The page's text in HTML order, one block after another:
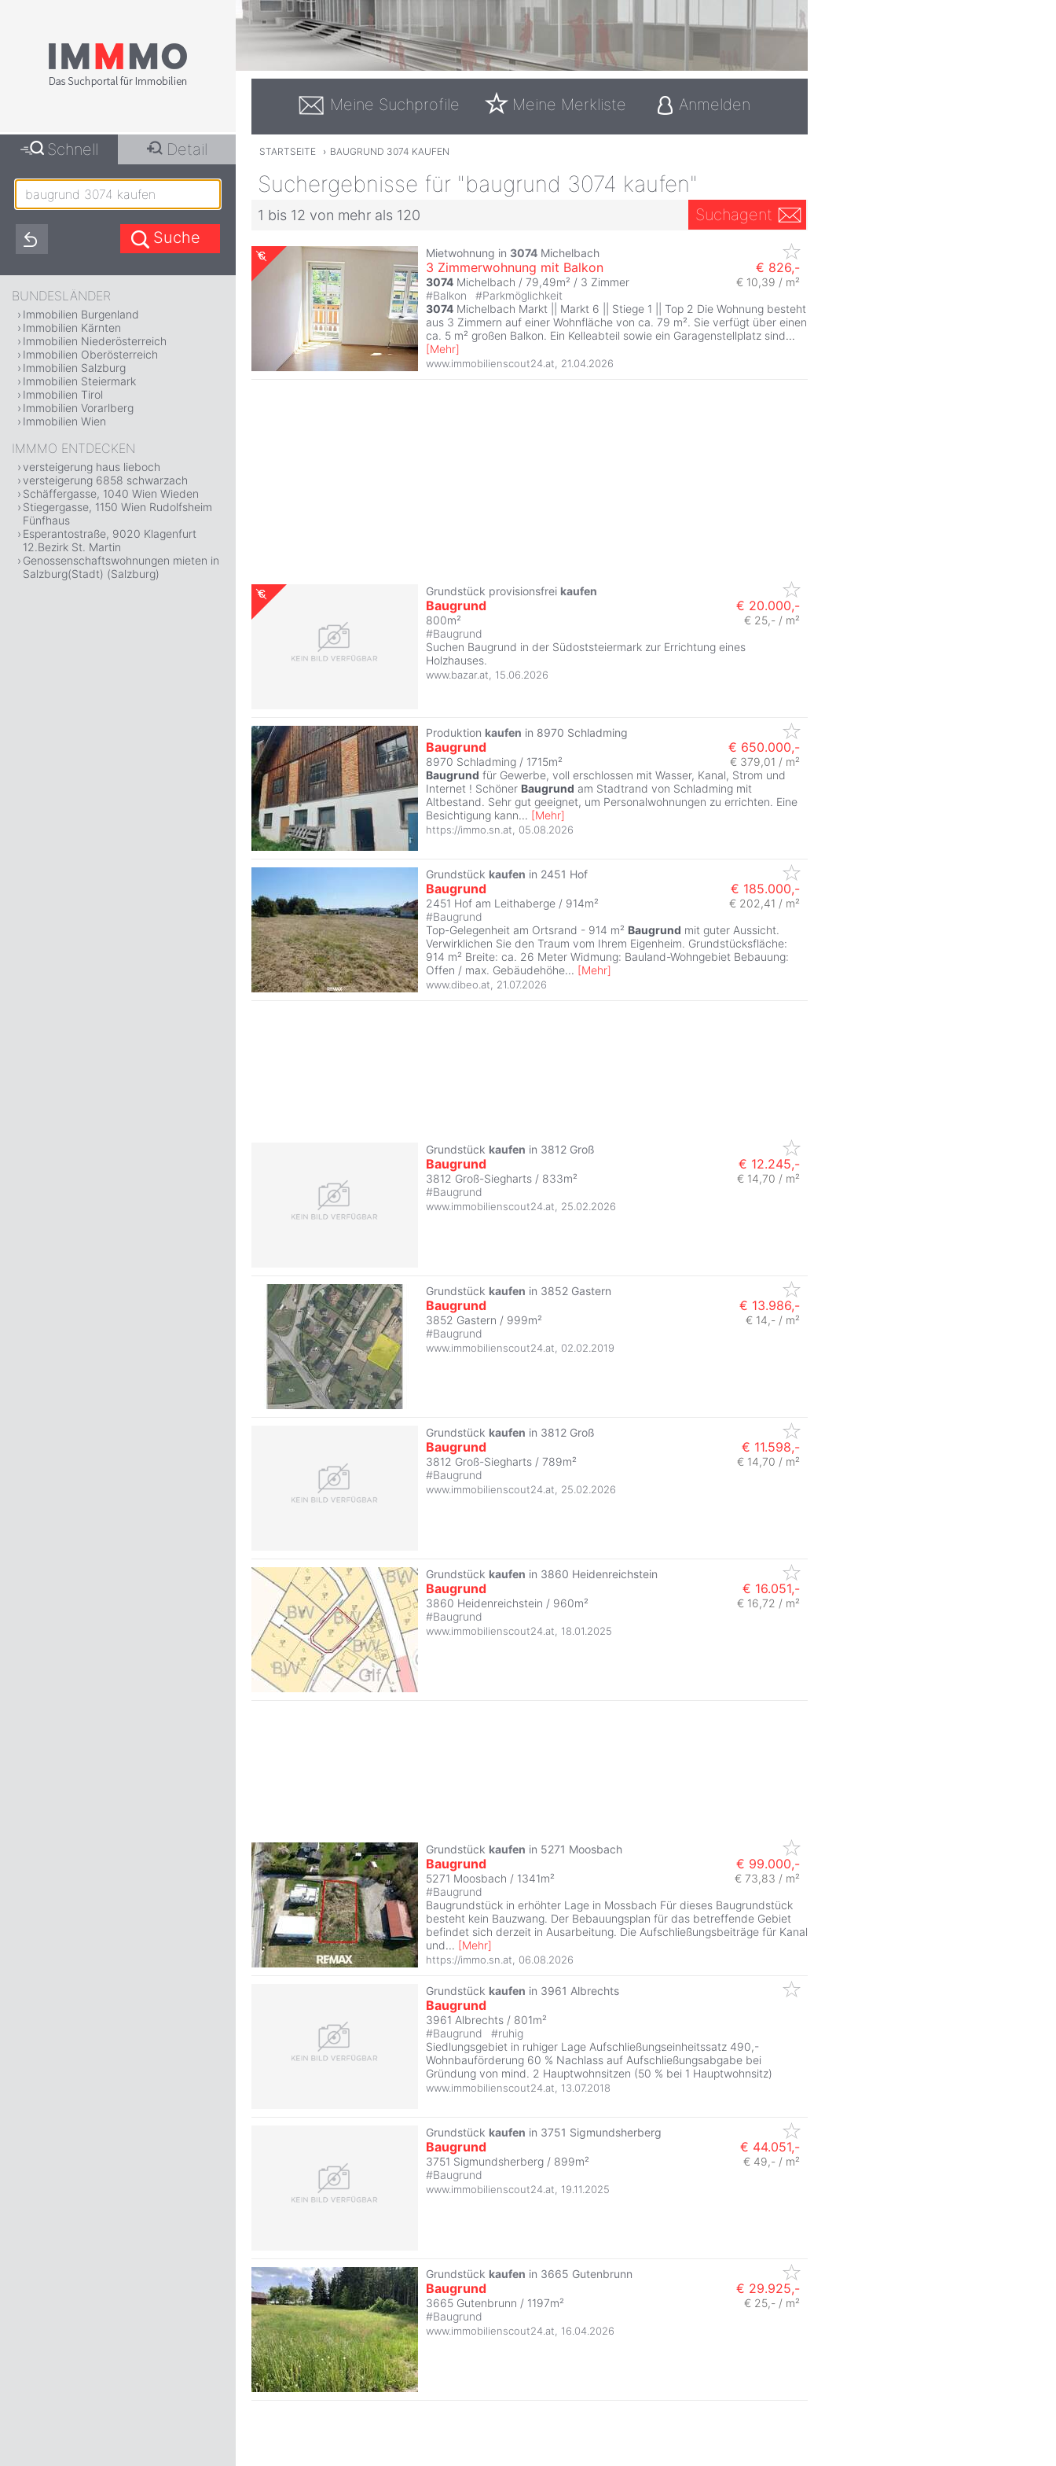
Meine Suchprofile Meine Merkliste Anmelden
STARTSEITE › BAUGRUND 3074 KAUFEN
Suchergebnisse für "baugrund 3074 kaufen"
1 bis 12 von mehr als 120 Suchagent
Mietwohnung in 3074 Michelbach
3 Zimmerwohnung mit Balkon € 826,-
3074 Michelbach / 79,49m² / 3 Zimmer
€ 10,39 / m²
#Balkon #Parkmöglichkeit
3074 Michelbach Markt || Markt 6 || Stiege 1 || Top 2 Die Wohnung besteht
aus 3 Zimmern auf einer Wohnfläche von ca. 79 m². Sie verfügt über einen
ca. 5 m² großen Balkon. Ein Kelleabteil sowie ein Garagenstellplatz sind...
[Mehr]
www.immobilienscout24.at 21.04.2026
Grundstück provisionsfrei kaufen
Baugrund € 20.000,-
800m²
€ 25,- / m²
#Baugrund
Suchen Baugrund in der Südoststeiermark zur Errichtung eines
Holzhauses.
www.bazar.at 15.06.2026
Produktion kaufen in 8970 Schladming
Baugrund € 650.000,-
8970 Schladming / 1715m²
€ 379,01 / m²
Baugrund für Gewerbe, voll erschlossen mit Wasser, Kanal, Strom und
Internet ! Schöner Baugrund am Stadtrand von Schladming mit
Altbestand. Sehr gut geeignet, um Personalwohnungen zu errichten. Eine
Besichtigung kann... [Mehr]
https://immo.sn.at 05.08.2026
Grundstück kaufen in 2451 Hof
Baugrund € 185.000,-
2451 Hof am Leithaberge / 914m²
€ 202,41 / m²
#Baugrund
Top-Gelegenheit am Ortsrand - 914 m² Baugrund mit guter Aussicht.
Verwirklichen Sie den Traum vom Ihrem Eigenheim. Grundstücksfläche:
914 m² Breite: ca. 26 Meter Widmung: Bauland-Wohngebiet Bebauung:
Offen / max. Gebäudehöhe... [Mehr]
www.dibeo.at 21.07.2026
Grundstück kaufen in 3812 Groß
Baugrund € 12.245,-
3812 Groß-Siegharts / 833m²
€ 14,70 / m²
#Baugrund
www.immobilienscout24.at 25.02.2026
Grundstück kaufen in 3852 Gastern
Baugrund € 13.986,-
3852 Gastern / 999m²
€ 14,- / m²
#Baugrund
www.immobilienscout24.at 02.02.2019
Grundstück kaufen in 3812 Groß
Baugrund € 11.598,-
3812 Groß-Siegharts / 789m²
€ 14,70 / m²
#Baugrund
www.immobilienscout24.at 25.02.2026
Grundstück kaufen in 3860 Heidenreichstein
Baugrund € 16.051,-
3860 Heidenreichstein / 960m²
€ 16,72 / m²
#Baugrund
www.immobilienscout24.at 18.01.2025
Grundstück kaufen in 5271 Moosbach
Baugrund € 99.000,-
5271 Moosbach / 1341m²
€ 73,83 / m²
#Baugrund
Baugrundstück in erhöhter Lage in Mossbach Für dieses Baugrundstück
besteht kein Bauzwang. Der Bebauungsplan für das betreffende Gebiet
befindet sich derzeit in Ausarbeitung. Die Aufschließungsbeiträge für Kanal
und... [Mehr]
https://immo.sn.at 06.08.2026
Grundstück kaufen in 3961 Albrechts
Baugrund
3961 Albrechts / 801m²
#Baugrund #ruhig
Siedlungsgebiet in ruhiger Lage Aufschließungseinheitssatz 490,-
Wohnbauförderung 60 % Nachlass auf Aufschließungsabgabe bei
Gründung von mind. 2 Hauptwohnsitzen (50 % bei 1 Hauptwohnsitz)
www.immobilienscout24.at 13.07.2018
Grundstück kaufen in 3751 Sigmundsherberg
Baugrund € 44.051,-
3751 Sigmundsherberg / 899m²
€ 49,- / m²
#Baugrund
www.immobilienscout24.at 19.11.2025
Grundstück kaufen in 3665 Gutenbrunn
Baugrund € 29.925,-
3665 Gutenbrunn / 1197m²
€ 25,- / m²
#Baugrund
www.immobilienscout24.at 16.04.2026
Schnell Detail
BUNDESLÄNDER
Immobilien Burgenland
Immobilien Kärnten
Immobilien Niederösterreich
Immobilien Oberösterreich
Immobilien Salzburg
Immobilien Steiermark
Immobilien Tirol
Immobilien Vorarlberg
Immobilien Wien
IMMMO ENTDECKEN
versteigerung haus lieboch
versteigerung 6858 schwarzach
Schäffergasse, 1040 Wien Wieden
Stiegergasse, 1150 Wien Rudolfsheim
Fünfhaus
Esperantostraße, 9020 Klagenfurt
12.Bezirk St. Martin
Genossenschaftswohnungen mieten in
Salzburg(Stadt) (Salzburg)